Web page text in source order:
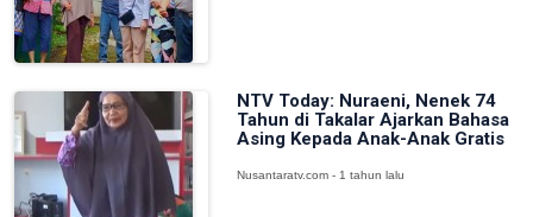
NTV Today: Nuraeni, Nenek 74
Tahun di Takalar Ajarkan Bahasa
Asing Kepada Anak-Anak Gratis
Nusantaratv.com - 1 tahun lalu